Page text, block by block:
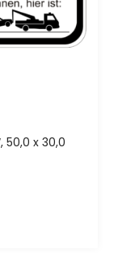
50,0 x 30,0